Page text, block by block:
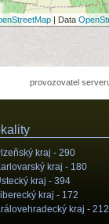
| Data
provozovatel
kraj - 290
kraj - 180
kraj - 394
kraj - 172
kraj - 212